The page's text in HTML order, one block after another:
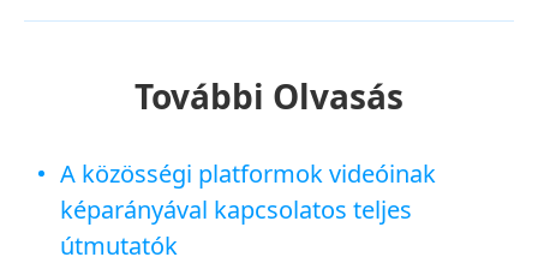
További Olvasás
A közösségi platformok videóinak
képarányával kapcsolatos teljes
útmutatók